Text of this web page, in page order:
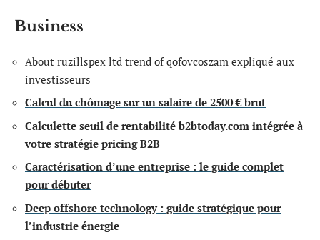
Business
About ruzillspex ltd trend of qofovcoszam expliqué aux
investisseurs
Calcul du chômage sur un salaire de 2500 € brut
Calculette seuil de rentabilité b2btoday.com intégrée à
votre stratégie pricing B2B
Caractérisation d’une entreprise : le guide complet
pour débuter
Deep offshore technology : guide stratégique pour
l’industrie énergie